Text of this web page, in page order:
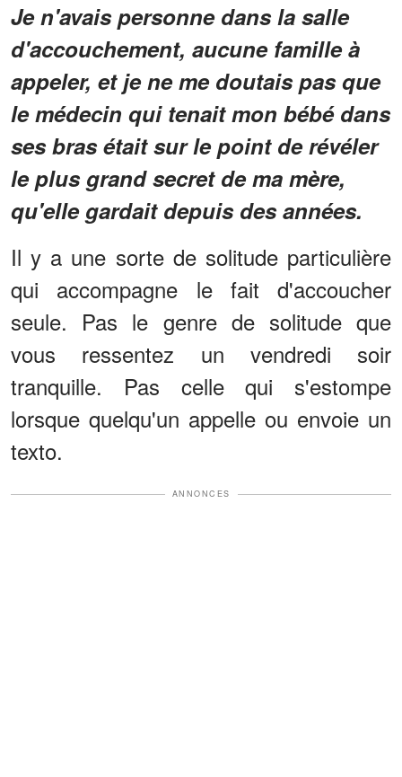
Je n'avais personne dans la salle
d'accouchement, aucune famille à
appeler, et je ne me doutais pas que
le médecin qui tenait mon bébé dans
ses bras était sur le point de révéler
le plus grand secret de ma mère,
qu'elle gardait depuis des années.
Il y a une sorte de solitude particulière
qui accompagne le fait d'accoucher
seule. Pas le genre de solitude que
vous ressentez un vendredi soir
tranquille. Pas celle qui s'estompe
lorsque quelqu'un appelle ou envoie un
texto.
ANNONCES